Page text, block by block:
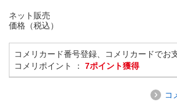
ネット販売
価格（税込）
コメリカード番号登録、コメリカードでお
コメリポイント ： 7ポイント獲得
コ